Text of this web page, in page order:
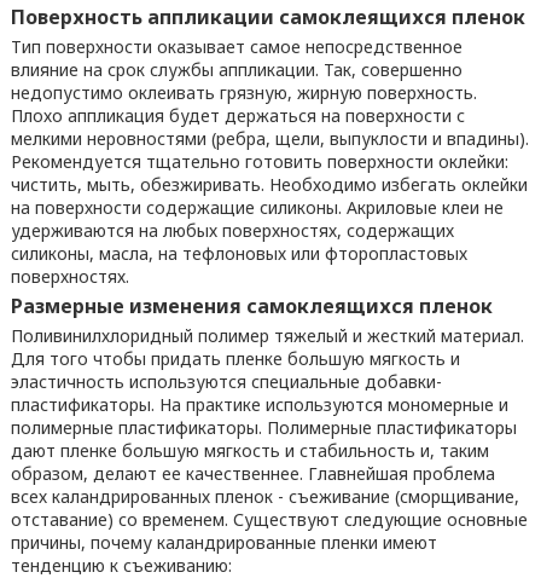
Поверхность аппликации самоклеящихся пленок
Тип поверхности оказывает самое непосредственное
влияние на срок службы аппликации. Так, совершенно
недопустимо оклеивать грязную, жирную поверхность.
Плохо аппликация будет держаться на поверхности с
мелкими неровностями (ребра, щели, выпуклости и впадины).
Рекомендуется тщательно готовить поверхности оклейки:
чистить, мыть, обезжиривать. Необходимо избегать оклейки
на поверхности содержащие силиконы. Акриловые клеи не
удерживаются на любых поверхностях, содержащих
силиконы, масла, на тефлоновых или фторопластовых
поверхностях.
Размерные изменения самоклеящихся пленок
Поливинилхлоридный полимер тяжелый и жесткий материал.
Для того чтобы придать пленке большую мягкость и
эластичность используются специальные добавки-
пластификаторы. На практике используются мономерные и
полимерные пластификаторы. Полимерные пластификаторы
дают пленке большую мягкость и стабильность и, таким
образом, делают ее качественнее. Главнейшая проблема
всех каландрированных пленок - съеживание (сморщивание,
отставание) со временем. Существуют следующие основные
причины, почему каландрированные пленки имеют
тенденцию к съеживанию: